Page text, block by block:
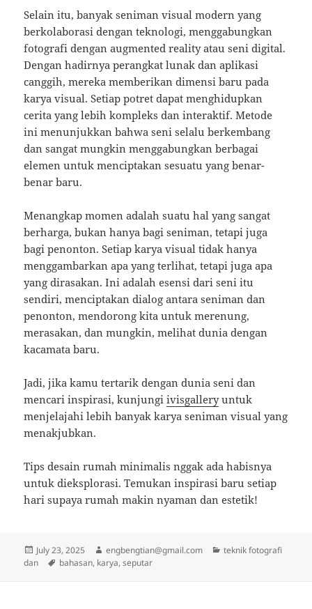
Selain itu, banyak seniman visual modern yang
berkolaborasi dengan teknologi, menggabungkan
fotografi dengan augmented reality atau seni digital.
Dengan hadirnya perangkat lunak dan aplikasi
canggih, mereka memberikan dimensi baru pada
karya visual. Setiap potret dapat menghidupkan
cerita yang lebih kompleks dan interaktif. Metode
ini menunjukkan bahwa seni selalu berkembang
dan sangat mungkin menggabungkan berbagai
elemen untuk menciptakan sesuatu yang benar-
benar baru.
Menangkap momen adalah suatu hal yang sangat
berharga, bukan hanya bagi seniman, tetapi juga
bagi penonton. Setiap karya visual tidak hanya
menggambarkan apa yang terlihat, tetapi juga apa
yang dirasakan. Ini adalah esensi dari seni itu
sendiri, menciptakan dialog antara seniman dan
penonton, mendorong kita untuk merenung,
merasakan, dan mungkin, melihat dunia dengan
kacamata baru.
Jadi, jika kamu tertarik dengan dunia seni dan
mencari inspirasi, kunjungiivisgalleryuntuk
menjelajahi lebih banyak karya seniman visual yang
menakjubkan.
Tips desain rumah minimalis nggak ada habisnya
untuk dieksplorasi. Temukan inspirasi baru setiap
hari supaya rumah makin nyaman dan estetik!
Posted
on
July 23, 2025 Author
engbengtian@gmail.com Categories
teknik fotografi
dan
Tags
bahasan, karya,seputar